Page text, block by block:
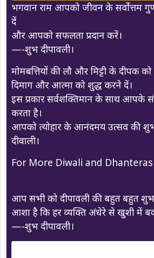
भगवान राम आपको जीवन के सर्वोत्तम
दें
और आपको सफलता प्रदान करें।
—-शुभ दीपावली।
मोमबत्तियों की लौ और मिट्टी के दीपक
दिमाग और आत्मा को शुद्ध करने दें।
इस प्रकार सर्वशक्तिमान के साथ आपके
करता है।
आपको त्योहार के आनंदमय उत्सव की
दीवाली।
For More Diwali and
आप सभी को दीपावली की बहुत बहुत
आशा है कि हर व्यक्ति अंधेरे से खुशी में
—-शुभ दीपावली।